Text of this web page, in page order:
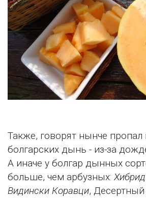
Также, говорят нынче
болгарских дынь - из-за
А иначе у болгар дынных
больше, чем арбузных:
Видински Коравци,